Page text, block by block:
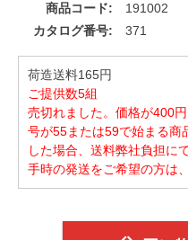
商品コード
191002
カタログ番号
371
荷造送料165円
ご提供数5組
売切れました。価格が400
号が55または59で始まる商
した場合、送料弊社負担に
手時の発送をご希望の方は